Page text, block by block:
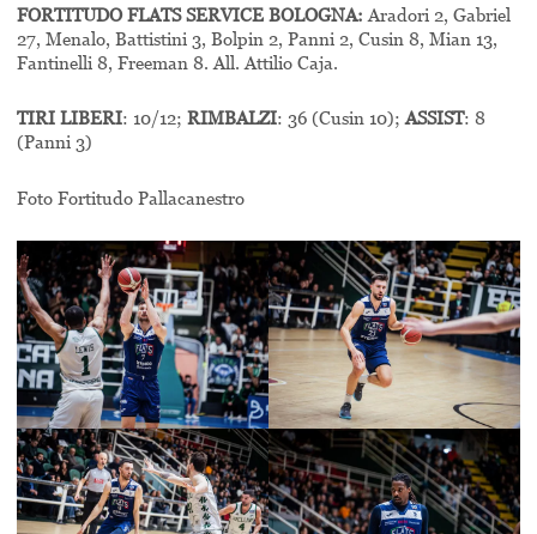
FORTITUDO FLATS SERVICE BOLOGNA:Aradori 2, Gabriel
27, Menalo, Battistini 3, Bolpin 2, Panni 2, Cusin 8, Mian 13,
Fantinelli 8, Freeman 8. All. Attilio Caja.
TIRI LIBERI: 10/12; RIMBALZI: 36 (Cusin 10);ASSIST: 8
(Panni 3)
Foto Fortitudo Pallacanestro